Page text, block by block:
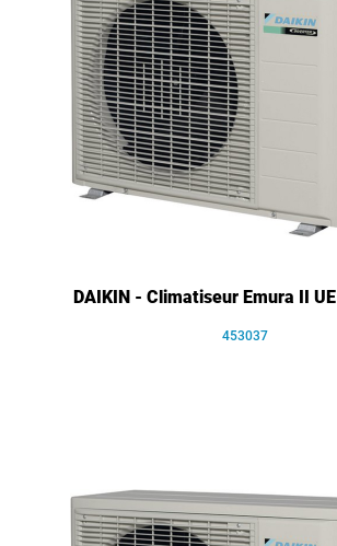
DAIKIN - Climatiseur Emura II
453037